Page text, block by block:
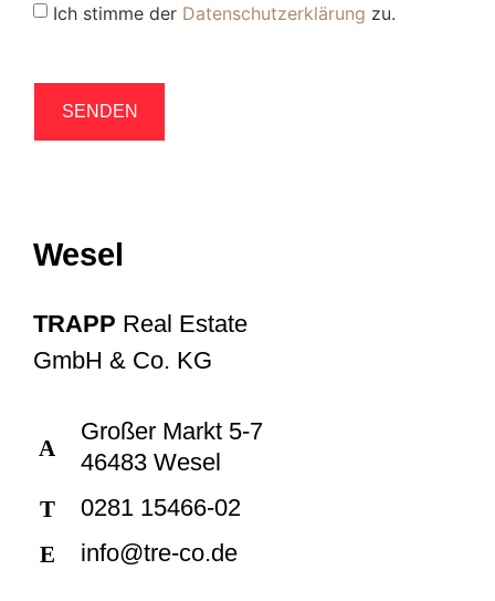
Ich stimme der Datenschutzerklärung zu.
Wesel
TRAPP Real Estate
GmbH & Co. KG
A
Großer Markt 5-7
46483 Wesel
T 0281 15466-02
E info@tre-co.de